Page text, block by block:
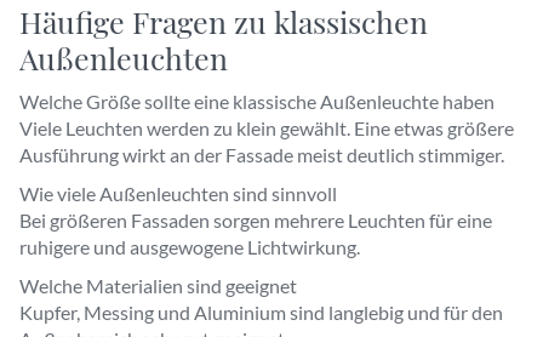
Häufige Fragen zu klassischen
Außenleuchten
Welche Größe sollte eine klassische Außenleuchte haben
Viele Leuchten werden zu klein gewählt. Eine etwas größere
Ausführung wirkt an der Fassade meist deutlich stimmiger.
Wie viele Außenleuchten sind sinnvoll
Bei größeren Fassaden sorgen mehrere Leuchten für eine
ruhigere und ausgewogene Lichtwirkung.
Welche Materialien sind geeignet
Kupfer, Messing und Aluminium sind langlebig und für den